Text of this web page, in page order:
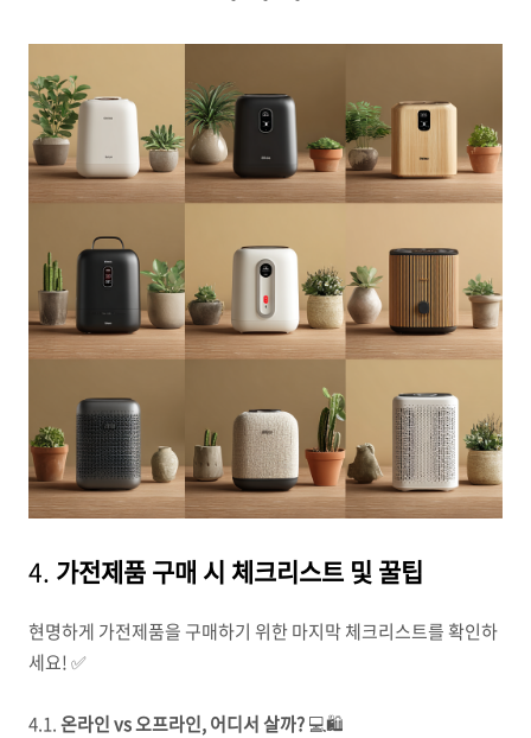
4. 가전제품 구매 시 체크리스트 및 꿀팁
현명하게 가전제품을 구매하기 위한 마지막 체크리스트를 확인하
세요! ✅
4.1.온라인 vs 오프라인, 어디서 살까?💻🛍️